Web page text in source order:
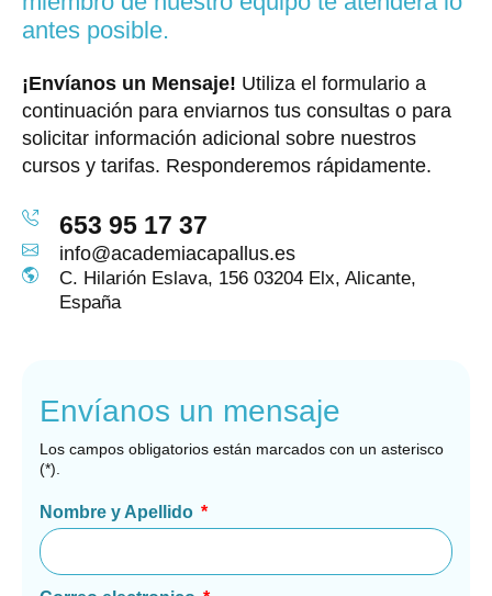
Envíanos un mensaje
Los campos obligatorios están marcados con un asterisco
(*).
Nombre y Apellido
antes posible.
¡Envíanos un Mensaje! Utiliza el formulario a
continuación para enviarnos tus consultas o para
solicitar información adicional sobre nuestros
cursos y tarifas. Responderemos rápidamente.
653 95 17 37
info@academiacapallus.es
C. Hilarión Eslava, 156 03204 Elx, Alicante,
España